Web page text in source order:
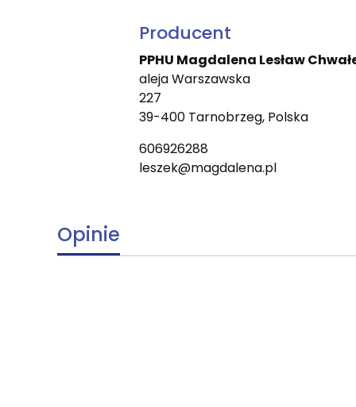
Producent
PPHU Magdalena Lesław
aleja Warszawska
227
39-400 Tarnobrzeg, Polska
606926288
leszek@magdalena.pl
Opinie